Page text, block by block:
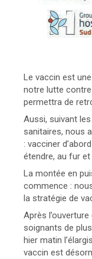
Le vaccin est
notre lutte
permettra de
Aussi, suivant
sanitaires, nous
: vacciner
étendre, au fur
La montée en
commence :
la stratégie de
Après
soignants de
hier matin
vaccin est